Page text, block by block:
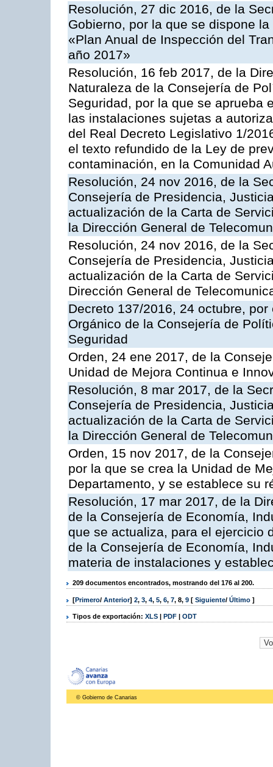
Resolución, 27 dic 2016, de la
Gobierno, por la que se dispone
«Plan Anual de Inspección del
año 2017»
Resolución, 16 feb 2017, de la
Naturaleza de la Consejería de
Seguridad, por la que se aprueba
las instalaciones sujetas a
del Real Decreto Legislativo 1/
el texto refundido de la Ley de
contaminación, en la Comunidad
Resolución, 24 nov 2016, de la
Consejería de Presidencia,
actualización de la Carta de
la Dirección General de
Resolución, 24 nov 2016, de la
Consejería de Presidencia,
actualización de la Carta de
Dirección General de
Decreto 137/2016, 24 octubre,
Orgánico de la Consejería de
Seguridad
Orden, 24 ene 2017, de la
Unidad de Mejora Continua e
Resolución, 8 mar 2017, de la
Consejería de Presidencia,
actualización de la Carta de
la Dirección General de
Orden, 15 nov 2017, de la
por la que se crea la Unidad de
Departamento, y se establece su
Resolución, 17 mar 2017, de la
de la Consejería de Economía,
que se actualiza, para el ejercicio
de la Consejería de Economía,
materia de instalaciones y
209 documentos encontrados, mostrando del 176 al 200.
[Primero/ Anterior] 2, 3, 4, 5, 6, 7, 8, 9 [ Siguiente/ Último ]
Tipos de exportación: XLS | PDF | ODT
© Gobierno de Canarias